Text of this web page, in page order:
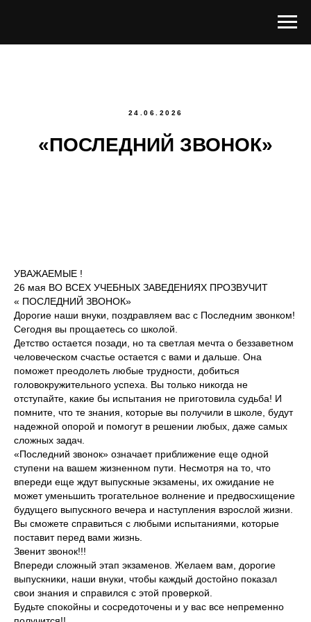
24.06.2026
«ПОСЛЕДНИЙ ЗВОНОК»
УВАЖАЕМЫЕ !
26 мая ВО ВСЕХ УЧЕБНЫХ ЗАВЕДЕНИЯХ ПРОЗВУЧИТ
« ПОСЛЕДНИЙ ЗВОНОК»
Дорогие наши внуки, поздравляем вас с Последним звонком!
Сегодня вы прощаетесь со школой.
Детство остается позади, но та светлая мечта о беззаветном
человеческом счастье остается с вами и дальше. Она
поможет преодолеть любые трудности, добиться
головокружительного успеха. Вы только никогда не
отступайте, какие бы испытания не приготовила судьба! И
помните, что те знания, которые вы получили в школе, будут
надежной опорой и помогут в решении любых, даже самых
сложных задач.
«Последний звонок» означает приближение еще одной
ступени на вашем жизненном пути. Несмотря на то, что
впереди еще ждут выпускные экзамены, их ожидание не
может уменьшить трогательное волнение и предвосхищение
будущего выпускного вечера и наступления взрослой жизни.
Вы сможете справиться с любыми испытаниями, которые
поставит перед вами жизнь.
Звенит звонок!!!
Впереди сложный этап экзаменов. Желаем вам, дорогие
выпускники, наши внуки, чтобы каждый достойно показал
свои знания и справился с этой проверкой.
Будьте спокойны и сосредоточены и у вас все непременно